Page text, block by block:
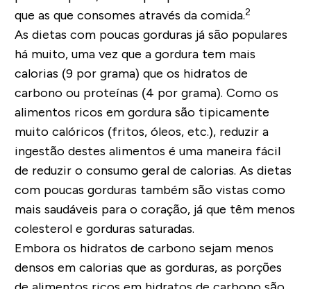
que as que consomes através da comida.2
As dietas com poucas gorduras já são populares
há muito, uma vez que a gordura tem mais
calorias (9 por grama) que os hidratos de
carbono ou proteínas (4 por grama). Como os
alimentos ricos em gordura são tipicamente
muito calóricos (fritos, óleos, etc.), reduzir a
ingestão destes alimentos é uma maneira fácil
de reduzir o consumo geral de calorias. As dietas
com poucas gorduras também são vistas como
mais saudáveis para o coração, já que têm menos
colesterol e gorduras saturadas.
Embora os hidratos de carbono sejam menos
densos em calorias que as gorduras, as porções